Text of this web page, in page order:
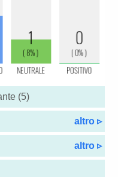
(5)
altro ▹
altro ▹